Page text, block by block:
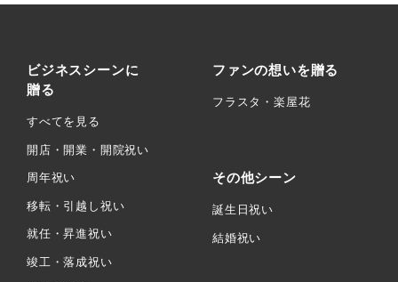
ビジネスシーンに
贈る
すべてを見る
開店・開業・開院祝い
周年祝い
移転・引越し祝い
就任・昇進祝い
竣工・落成祝い
ファンの想いを贈る
フラスタ・楽屋花
その他シーン
誕生日祝い
結婚祝い